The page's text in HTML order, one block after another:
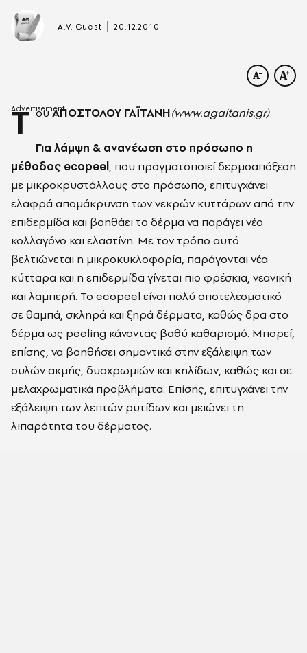
A.V. Guest | 20.12.2010
Τ ουΑΠΟΣΤΟΛΟΥ ΓΑΪΤΑΝΗ(www.agaitanis.gr)
Για λάμψη & ανανέωση στο πρόσωπο η
μέθοδος ecopeel, που πραγματοποιεί δερμοαπόξεση
με μικροκρυστάλλους στο πρόσωπο, επιτυγχάνει
ελαφρά απομάκρυνση των νεκρών κυττάρων από την
επιδερμίδα και βοηθάει το δέρμα να παράγει νέο
κολλαγόνο και ελαστίνη. Με τον τρόπο αυτό
βελτιώνεται η μικροκυκλοφορία, παράγονται νέα
κύτταρα και η επιδερμίδα γίνεται πιο φρέσκια, νεανική
και λαμπερή. Το ecopeel είναι πολύ αποτελεσματικό
σε θαμπά, σκληρά και ξηρά δέρματα, καθώς δρα στο
δέρμα ως peeling κάνοντας βαθύ καθαρισμό. Μπορεί,
επίσης, να βοηθήσει σημαντικά στην εξάλειψη των
ουλών ακμής, δυσχρωμιών και κηλίδων, καθώς και σε
μελαχρωματικά προβλήματα. Επίσης, επιτυγχάνει την
εξάλειψη των λεπτών ρυτίδων και μειώνει τη
λιπαρότητα του δέρματος.